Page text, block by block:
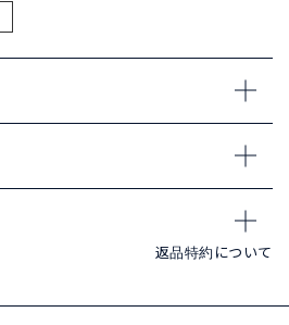
返品特約について